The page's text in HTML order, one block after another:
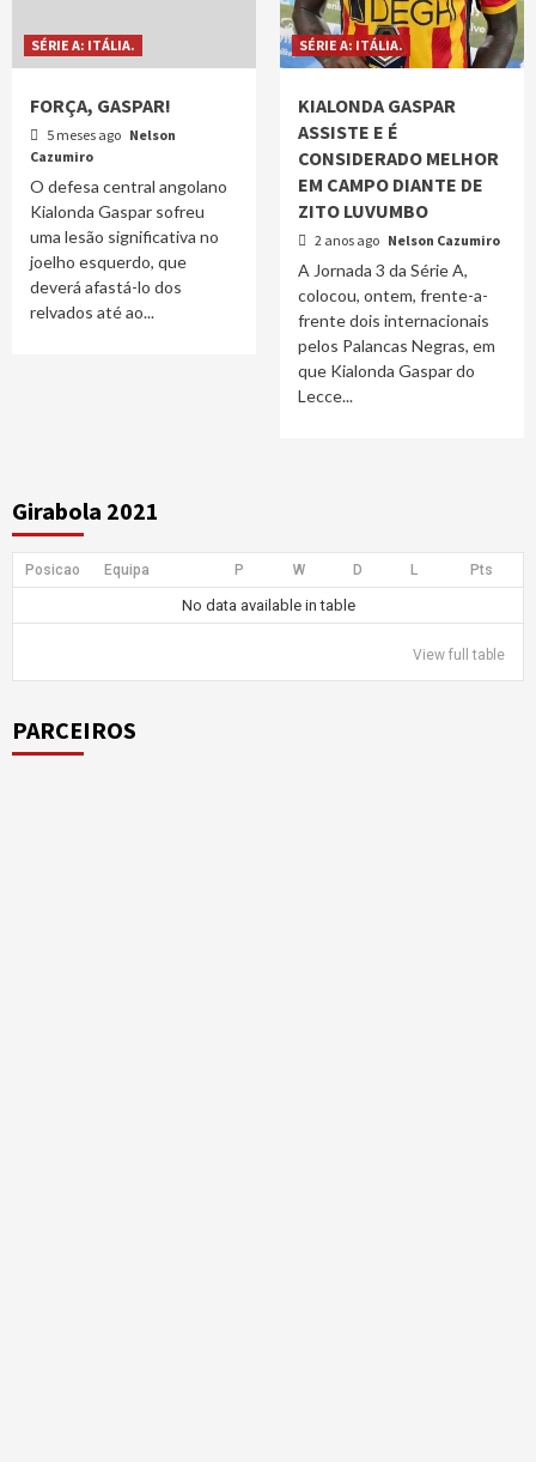
SÉRIE A: ITÁLIA.
FORÇA, GASPAR!
5 meses ago Nelson
Cazumiro
O defesa central angolano
Kialonda Gaspar sofreu
uma lesão significativa no
joelho esquerdo, que
deverá afastá-lo dos
relvados até ao...
SÉRIE A: ITÁLIA.
KIALONDA GASPAR
ASSISTE E É
CONSIDERADO MELHOR
EM CAMPO DIANTE DE
ZITO LUVUMBO
2 anos ago Nelson Cazumiro
A Jornada 3 da Série A,
colocou, ontem, frente-a-
frente dois internacionais
pelos Palancas Negras, em
que Kialonda Gaspar do
Lecce...
Girabola 2021
Posicao Equipa P W D L Pts
No data available in table
View full table
PARCEIROS